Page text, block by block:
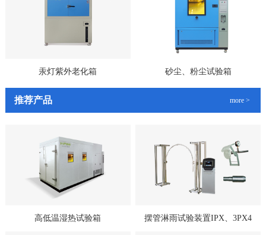
汞灯紫外老化箱 砂尘、粉尘试验箱
推荐产品 more >
高低温湿热试验箱 摆管淋雨试验装置IPX、3PX4